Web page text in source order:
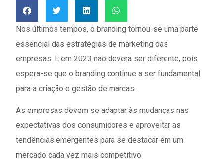
Nos últimos tempos, o branding tornou-se uma parte
essencial das estratégias de marketing das
empresas. E em 2023 não deverá ser diferente, pois
espera-se que o branding continue a ser fundamental
para a criação e gestão de marcas.
As empresas devem se adaptar às mudanças nas
expectativas dos consumidores e aproveitar as
tendências emergentes para se destacar em um
mercado cada vez mais competitivo.